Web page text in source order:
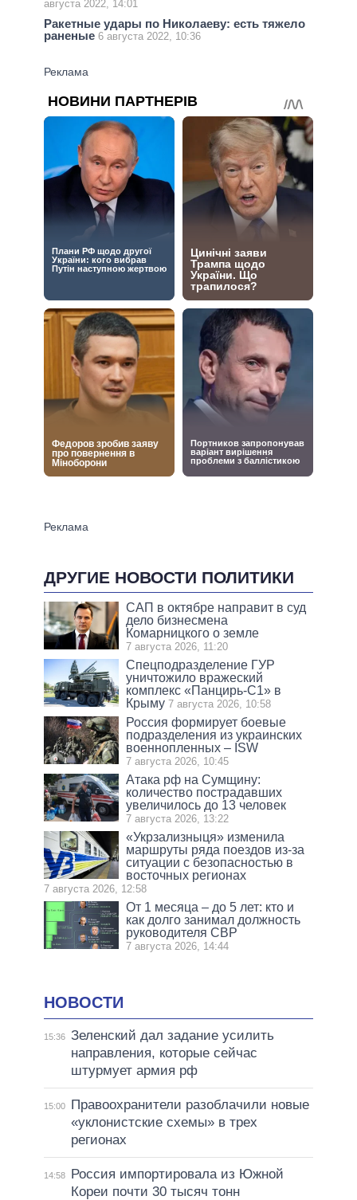
августа 2022, 14:01
Ракетные удары по Николаеву: есть тяжело
раненые 6 августа 2022, 10:36
ДРУГИЕ НОВОСТИ ПОЛИТИКИ
САП в октябре направит в суд
дело бизнесмена
Комарницкого о земле
7 августа 2026, 11:20
Спецподразделение ГУР
уничтожило вражеский
комплекс «Панцирь-С1» в
Крыму 7 августа 2026, 10:58
Россия формирует боевые
подразделения из украинских
военнопленных – ISW
7 августа 2026, 10:45
Атака рф на Сумщину:
количество пострадавших
увеличилось до 13 человек
7 августа 2026, 13:22
«Укрзализныця» изменила
маршруты ряда поездов из-за
ситуации с безопасностью в
восточных регионах
7 августа 2026, 12:58
От 1 месяца – до 5 лет: кто и
как долго занимал должность
руководителя СВР
7 августа 2026, 14:44
НОВОСТИ
15:36 Зеленский дал задание усилить
направления, которые сейчас
штурмует армия рф
15:00
Правоохранители разоблачили новые
«уклонистские схемы» в трех
регионах
14:58
Россия импортировала из Южной
Кореи почти 30 тысяч тонн